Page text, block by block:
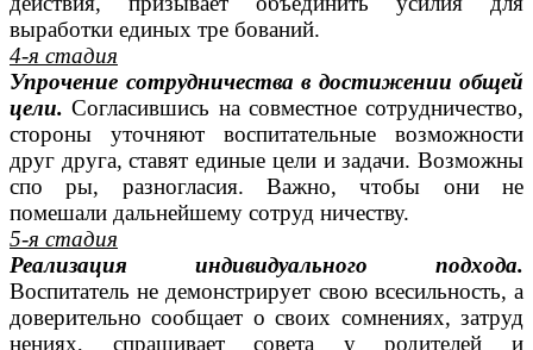
выработки единых тре бований.
4-я стадия
Упрочение сотрудничества в достижении общей
цели.Согласившись на совместное сотрудничество,
стороны уточняют воспитательные возможности
друг друга, ставят единые цели и задачи. Возможны
спо ры, разногласия. Важно, чтобы они не
помешали дальнейшему сотруд ничеству.
5-я стадия
Реализация индивидуального подхода.
Воспитатель не демонстрирует свою всесильность, а
доверительно сообщает о своих сомнениях, затруд
нениях, спрашивает совета у родителей и